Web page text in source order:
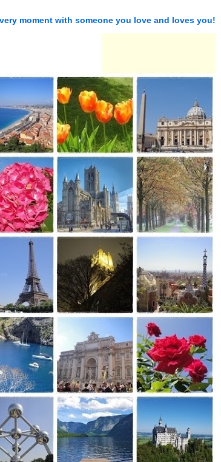
moment with someone you love and loves you!